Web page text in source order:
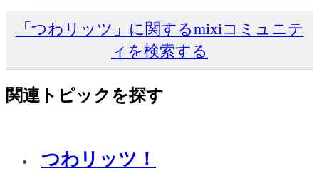
「つわリッツ」に関するmixiコミュニテ
ィを検索する
関連トピックを探す
つわリッツ！